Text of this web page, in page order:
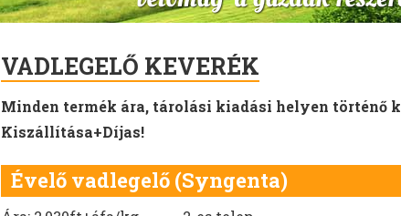
VADLEGELŐ KEVERÉK
Minden termék ára, tárolási kiadási helyen történő
Kiszállítása+Díjas!
Évelő vadlegelő (Syngenta)